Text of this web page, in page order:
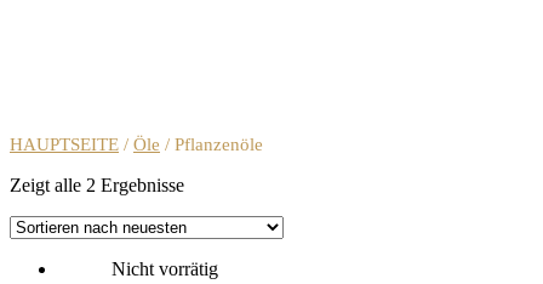
HAUPTSEITE / Öle / Pflanzenöle
Zeigt alle 2 Ergebnisse
Nicht vorrätig